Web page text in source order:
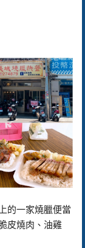
的一家燒臘便當
皮燒肉、油雞